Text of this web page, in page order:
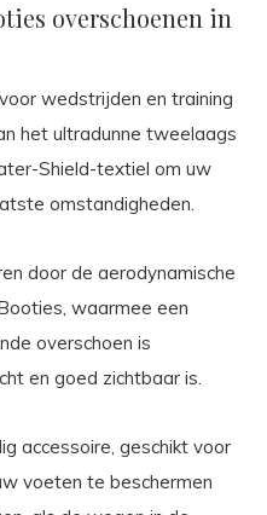
overschoenen in
wedstrijden en training
het ultradunne tweelaags
Shield-textiel om uw
omstandigheden.
door de aerodynamische
waarmee een
overschoen is
en goed zichtbaar is.
accessoire, geschikt voor
voeten te beschermen